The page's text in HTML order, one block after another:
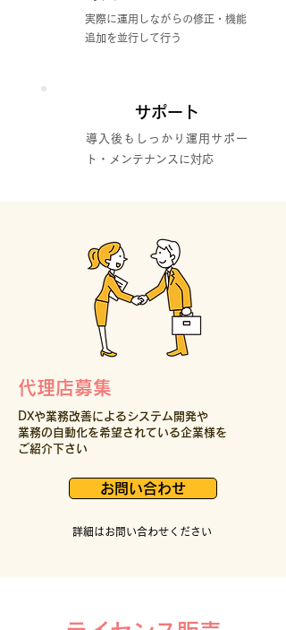
実際に運用しながらの修正・機能
追加を並行して行う
サポート
導入後もしっかり運用サポー
ト・メンテナンスに対応
代理店募集
​DXや業務改善によるシステム開発や
業務の自動化を希望されている企業様を
ご紹介下さい
お問い合わせ
詳細はお問い合わせください